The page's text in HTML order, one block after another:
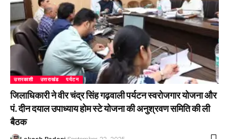
उत्तरकाशी उत्तराखंड पर्यटन
जिलाधिकारी ने वीर चंद्र सिंह गढ़वाली पर्यटन स्वरोजगार योजना और
पं. दीन दयाल उपाध्याय होम स्टे योजना की अनुश्रवण समिति की ली
बैठक